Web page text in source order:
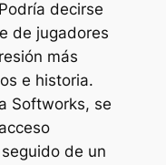
Podría decirse
de jugadores
más
e historia.
Softworks, se
de un